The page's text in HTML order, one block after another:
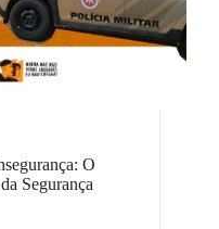
O
Segurança